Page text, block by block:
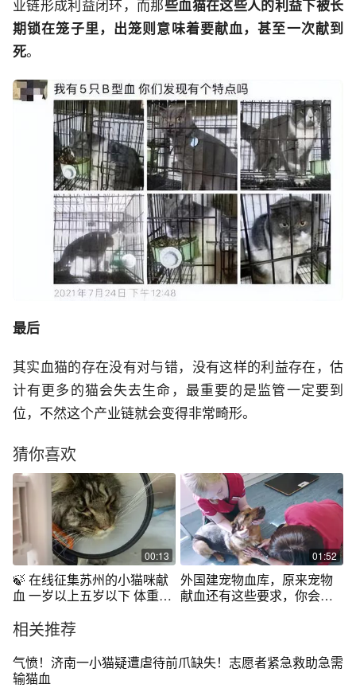
业链形成利益闭环，而那些血猫在这些人的利益下被长
期锁在笼子里，出笼则意味着要献血，甚至一次献到
死。
最后
其实血猫的存在没有对与错，没有这样的利益存在，估
计有更多的猫会失去生命，最重要的是监管一定要到
位，不然这个产业链就会变得非常畸形。
猜你喜欢
00:13
🍃 在线征集苏州的小猫咪献
血 一岁以上五岁以下 体重十
01:52
外国建宠物血库，原来宠物
献血还有这些要求，你会带
相关推荐
气愤！济南一小猫疑遭虐待前爪缺失！志愿者紧急救助急需
输猫血